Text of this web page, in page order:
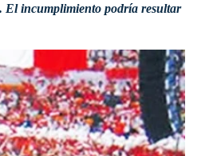
El incumplimiento podría resultar